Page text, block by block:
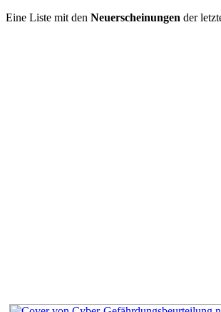
Eine Liste mit den Neuerscheinungen der